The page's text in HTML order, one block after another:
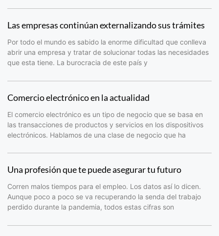
Las empresas continúan externalizando sus trámites
Por todo el mundo es sabido la enorme dificultad que conlleva
abrir una empresa y tratar de solucionar todas las necesidades
que esta tiene. La burocracia de este país y
Comercio electrónico en la actualidad
El comercio electrónico es un tipo de negocio que se basa en
las transacciones de productos y servicios en los dispositivos
electrónicos. Hablamos de una clase de negocio que ha
Una profesión que te puede asegurar tu futuro
Corren malos tiempos para el empleo. Los datos así lo dicen.
Aunque poco a poco se va recuperando la senda del trabajo
perdido durante la pandemia, todos estas cifras son